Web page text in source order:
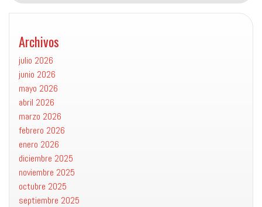
Archivos
julio 2026
junio 2026
mayo 2026
abril 2026
marzo 2026
febrero 2026
enero 2026
diciembre 2025
noviembre 2025
octubre 2025
septiembre 2025